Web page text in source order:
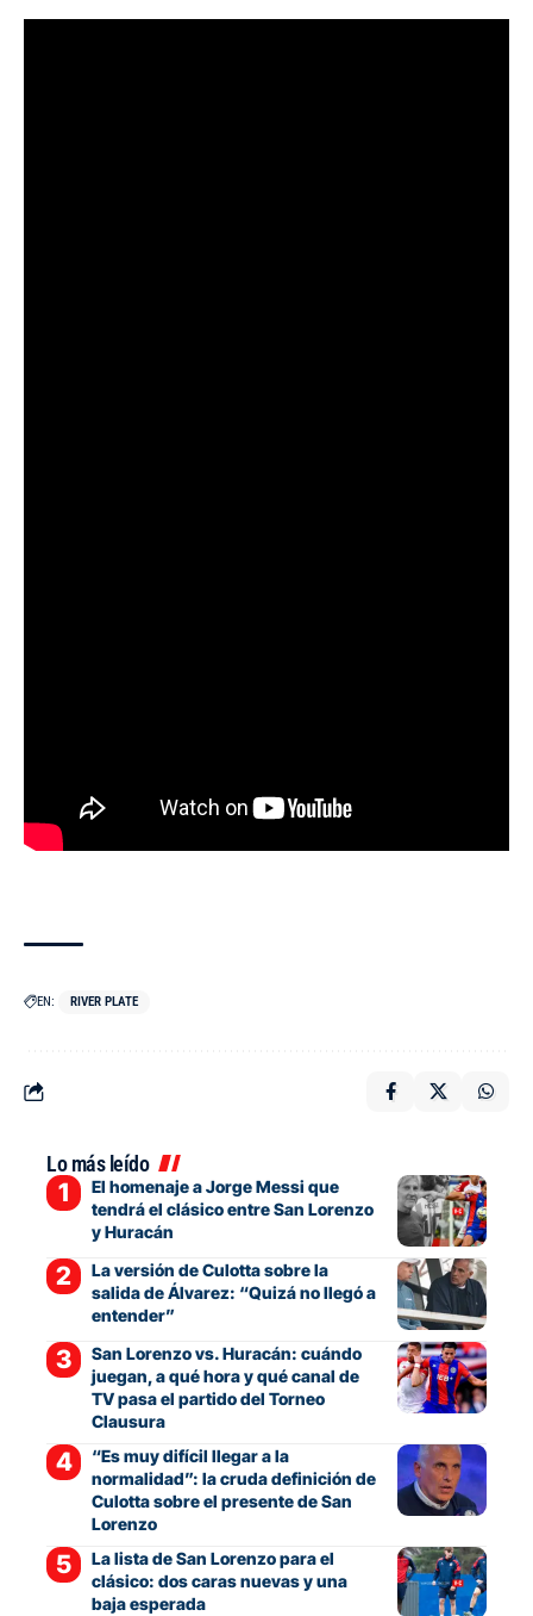
EN: RIVER PLATE
Lo más leído
El homenaje a Jorge Messi que
tendrá el clásico entre San Lorenzo
y Huracán
La versión de Culotta sobre la
salida de Álvarez: “Quizá no llegó a
entender”
San Lorenzo vs. Huracán: cuándo
juegan, a qué hora y qué canal de
TV pasa el partido del Torneo
Clausura
“Es muy difícil llegar a la
normalidad”: la cruda definición de
Culotta sobre el presente de San
Lorenzo
La lista de San Lorenzo para el
clásico: dos caras nuevas y una
baja esperada